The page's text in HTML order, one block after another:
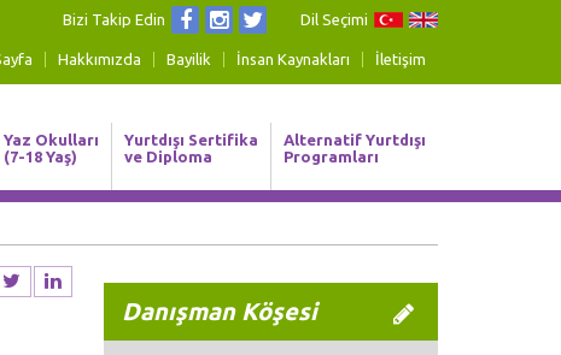
Dil Seçimi
Bizi Takip Edin
Hakkımızda Bayilik İnsan Kaynakları İletişim
Yaz Okulları
(7-18 Yaş)
Yurtdışı Sertifika
ve Diploma
Alternatif Yurtdışı
Programları
Danışman Köşesi